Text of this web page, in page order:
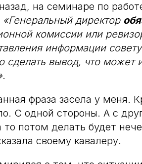
на семинаре по
«Генеральный директор
комиссии или
информации
сделать вывод, что может
.
фраза засела у
С одной стороны. А с
то потом делать будет
своему кавалеру.